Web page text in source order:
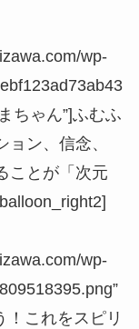
wp-
ちゃん”]ふむふ
ン、信念、
ことが「次元
wp-
！これをスピリ